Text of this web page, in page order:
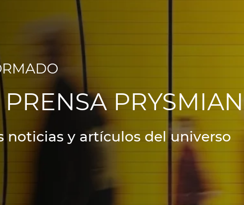
PRYSMIAN
noticias y artículos del universo